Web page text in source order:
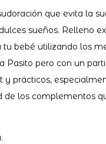
que evita la
sueños. Relleno
bebé utilizando los
pero con un
y prácticos,
los complementos